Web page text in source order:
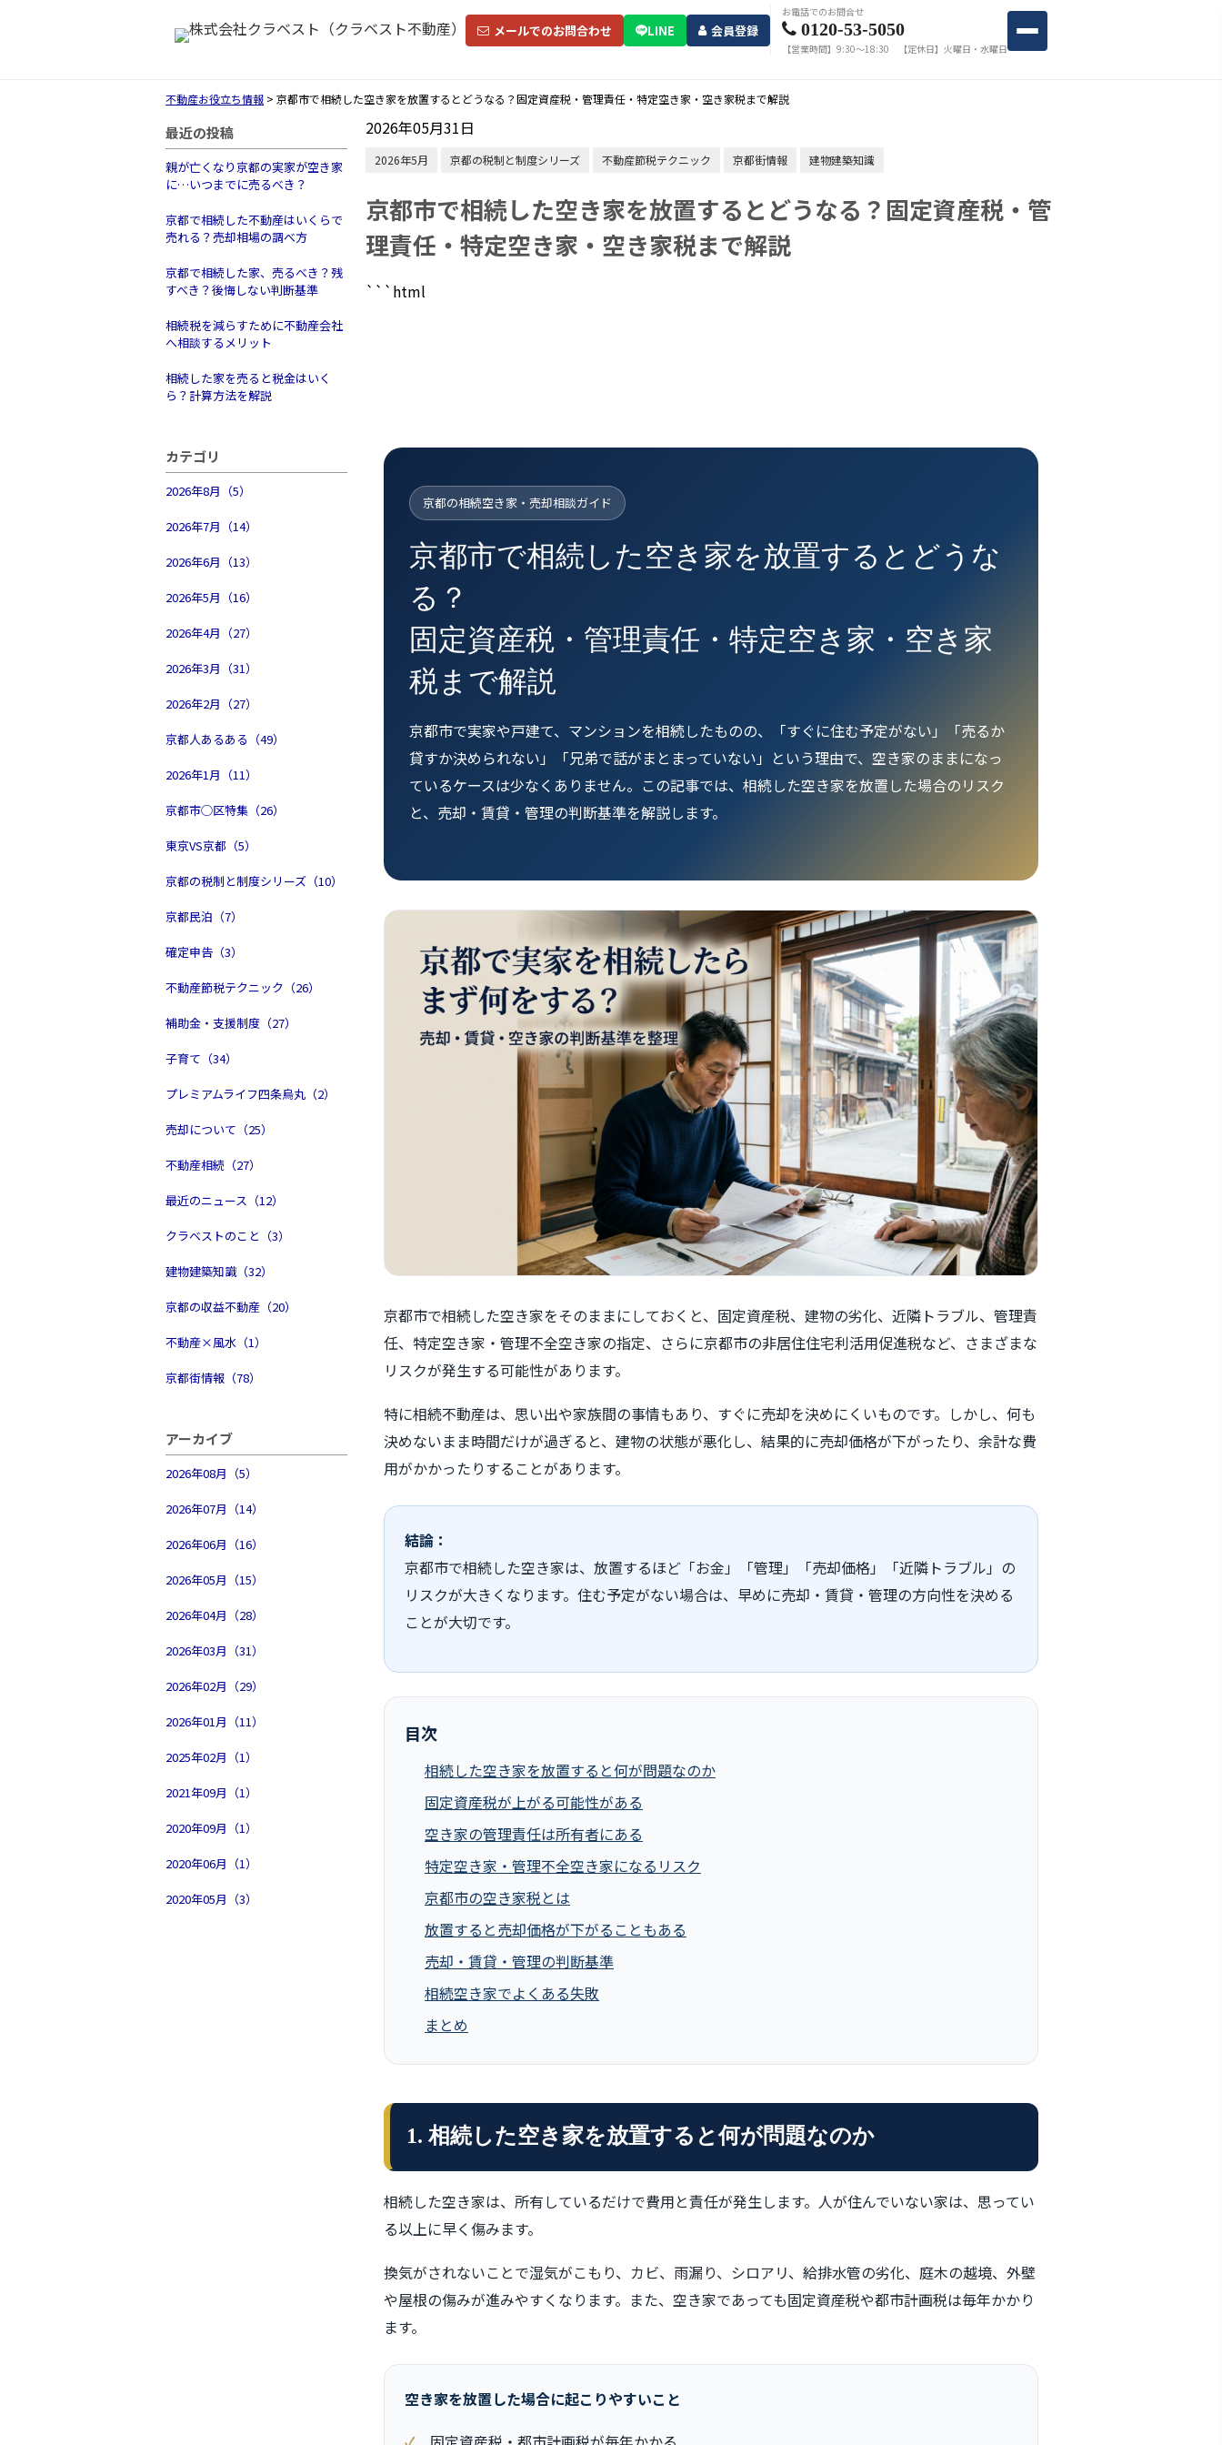
メールでのお問合わせ LINE 会員登録
お電話でのお問合せ
0120-53-5050
【営業時間】9:30〜18:30 【定休日】火曜日・水曜日
不動産お役立ち情報 > 京都市で相続した空き家を放置するとどうなる？固定資産税・管理責任・特定空き家・空き家税まで解説
最近の投稿
親が亡くなり京都の実家が空き家
に…いつまでに売るべき？
京都で相続した不動産はいくらで
売れる？売却相場の調べ方
京都で相続した家、売るべき？残
すべき？後悔しない判断基準
相続税を減らすために不動産会社
へ相談するメリット
相続した家を売ると税金はいく
ら？計算方法を解説
カテゴリ
2026年8月（5）
2026年7月（14）
2026年6月（13）
2026年5月（16）
2026年4月（27）
2026年3月（31）
2026年2月（27）
京都人あるある（49）
2026年1月（11）
京都市◯区特集（26）
東京VS京都（5）
京都の税制と制度シリーズ（10）
京都民泊（7）
確定申告（3）
不動産節税テクニック（26）
補助金・支援制度（27）
子育て（34）
プレミアムライフ四条烏丸（2）
売却について（25）
不動産相続（27）
最近のニュース（12）
クラベストのこと（3）
建物建築知識（32）
京都の収益不動産（20）
不動産×風水（1）
京都街情報（78）
アーカイブ
2026年08月（5）
2026年07月（14）
2026年06月（16）
2026年05月（15）
2026年04月（28）
2026年03月（31）
2026年02月（29）
2026年01月（11）
2025年02月（1）
2021年09月（1）
2020年09月（1）
2020年06月（1）
2020年05月（3）
2026年05月31日
2026年5月 京都の税制と制度シリーズ 不動産節税テクニック 京都街情報 建物建築知識
京都市で相続した空き家を放置するとどうなる？固定資産税・管
理責任・特定空き家・空き家税まで解説
```html
京都の相続空き家・売却相談ガイド
京都市で相続した空き家を放置するとどうな
る？
固定資産税・管理責任・特定空き家・空き家
税まで解説
京都市で実家や戸建て、マンションを相続したものの、「すぐに住む予定がない」「売るか
貸すか決められない」「兄弟で話がまとまっていない」という理由で、空き家のままになっ
ているケースは少なくありません。この記事では、相続した空き家を放置した場合のリスク
と、売却・賃貸・管理の判断基準を解説します。
京都市で相続した空き家をそのままにしておくと、固定資産税、建物の劣化、近隣トラブル、管理責
任、特定空き家・管理不全空き家の指定、さらに京都市の非居住住宅利活用促進税など、さまざまな
リスクが発生する可能性があります。
特に相続不動産は、思い出や家族間の事情もあり、すぐに売却を決めにくいものです。しかし、何も
決めないまま時間だけが過ぎると、建物の状態が悪化し、結果的に売却価格が下がったり、余計な費
用がかかったりすることがあります。
結論：
京都市で相続した空き家は、放置するほど「お金」「管理」「売却価格」「近隣トラブル」の
リスクが大きくなります。住む予定がない場合は、早めに売却・賃貸・管理の方向性を決める
ことが大切です。
目次
相続した空き家を放置すると何が問題なのか
固定資産税が上がる可能性がある
空き家の管理責任は所有者にある
特定空き家・管理不全空き家になるリスク
京都市の空き家税とは
放置すると売却価格が下がることもある
売却・賃貸・管理の判断基準
相続空き家でよくある失敗
まとめ
1. 相続した空き家を放置すると何が問題なのか
相続した空き家は、所有しているだけで費用と責任が発生します。人が住んでいない家は、思ってい
る以上に早く傷みます。
換気がされないことで湿気がこもり、カビ、雨漏り、シロアリ、給排水管の劣化、庭木の越境、外壁
や屋根の傷みが進みやすくなります。また、空き家であっても固定資産税や都市計画税は毎年かかり
ます。
空き家を放置した場合に起こりやすいこと